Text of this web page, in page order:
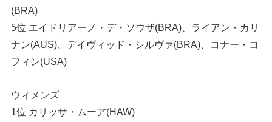
(BRA)
5位 エイドリアーノ・デ・ソウザ(BRA)、ライアン・カリ
ナン(AUS)、デイヴィッド・シルヴァ(BRA)、コナー・コ
フィン(USA)
ウィメンズ
1位 カリッサ・ムーア(HAW)